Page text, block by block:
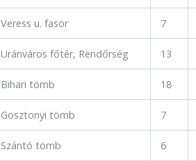
Veress u. fasor 7
Uránváros főtér, Rendőrség 13
Bihari tömb 18
Gosztonyi tömb 7
Szántó tömb 6